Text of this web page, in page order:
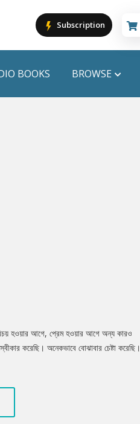
Subscription
Cart is empty
BOOKS BROWSE
হওয়ার আগে, প্রেম হওয়ার আগে অন্য কারও
করেছি। অনেকভাবে বোঝাবার চেষ্টা করেছি।
যেন আমার সব কথাই অক্ষরে অক্ষরে